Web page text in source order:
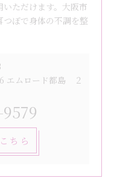
ただけます。大阪市
ぼで身体の不調を整
エムロード都島 ２
ちら